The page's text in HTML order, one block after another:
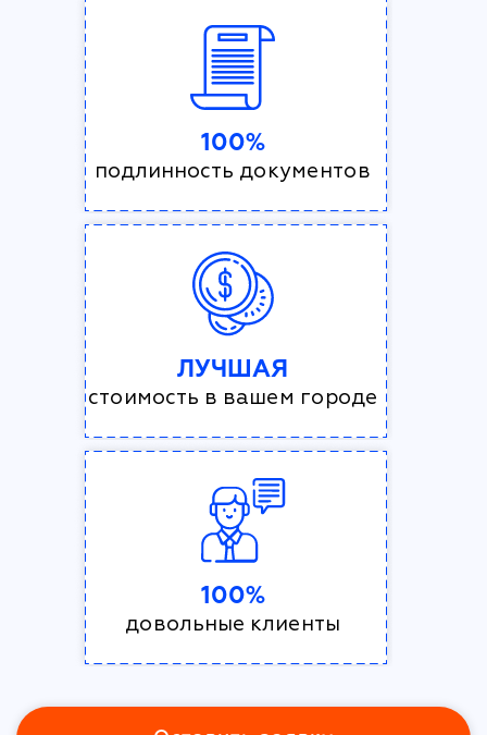
100%
подлинность документов
ЛУЧШАЯ
стоимость в вашем городе
100%
довольные клиенты